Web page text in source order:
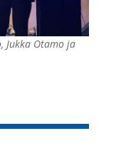
Jukka Otamo ja